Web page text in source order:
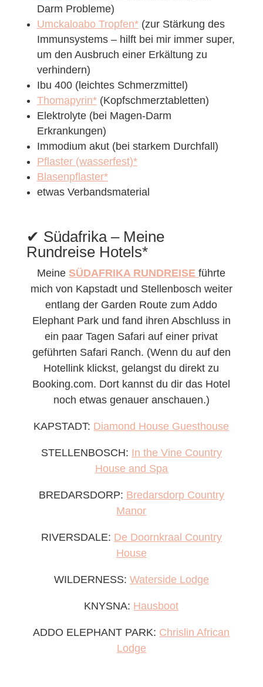
Darm Probleme)
Umckaloabo Tropfen*(zur Stärkung des
Immunsystems – hilft bei mir immer super,
um den Ausbruch einer Erkältung zu
verhindern)
Ibu 400 (leichtes Schmerzmittel)
Thomapyrin*(Kopfschmerztabletten)
Elektrolyte (bei Magen-Darm
Erkrankungen)
Immodium akut (bei starkem Durchfall)
Pflaster (wasserfest)*
Blasenpflaster*
etwas Verbandsmaterial
✔︎ Südafrika – Meine
Rundreise Hotels*
MeineSÜDAFRIKA RUNDREISE führte
mich von Kapstadt und Stellenbosch weiter
entlang der Garden Route zum Addo
Elephant Park und fand ihren Abschluss in
ein paar Tagen Safari auf einer privat
geführten Safari Ranch. (Wenn du auf den
Hotellink klickst, gelangst du direkt zu
Booking.com. Dort kannst du dir das Hotel
noch etwas genauer anschauen.)
KAPSTADT: Diamond House Guesthouse
STELLENBOSCH: In the Vine Country
House and Spa
BREDARSDORP: Bredarsdorp Country
Manor
RIVERSDALE: De Doornkraal Country
House
WILDERNESS: Waterside Lodge
KNYSNA: Hausboot
ADDO ELEPHANT PARK: Chrislin African
Lodge